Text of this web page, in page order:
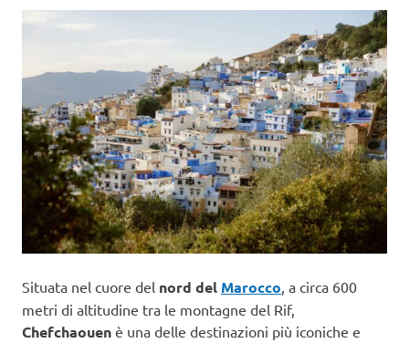
Situata nel cuore del nord del Marocco, a circa 600
metri di altitudine tra le montagne del Rif,
Chefchaouen è una delle destinazioni più iconiche e